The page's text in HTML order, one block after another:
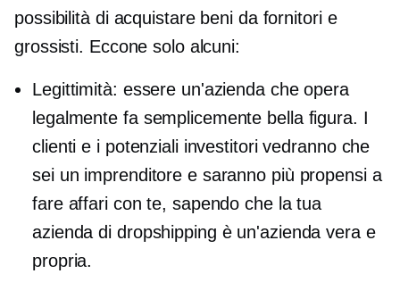
possibilità di acquistare beni da fornitori e
grossisti. Eccone solo alcuni:
Legittimità: essere un'azienda che opera
legalmente fa semplicemente bella figura. I
clienti e i potenziali investitori vedranno che
sei un imprenditore e saranno più propensi a
fare affari con te, sapendo che la tua
azienda di dropshipping è un'azienda vera e
propria.